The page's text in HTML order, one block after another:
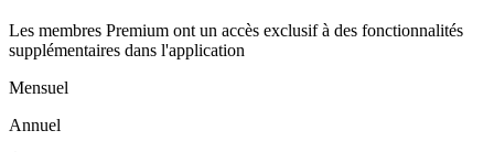
Les membres Premium ont un accès exclusif à des fonctionnalités
supplémentaires dans l'application
Mensuel
Annuel